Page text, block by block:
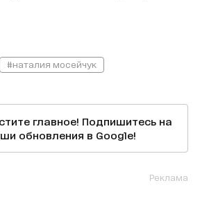
#наталия мосейчук
главное! Подпишитесь на
обновления в Google!
Реклама